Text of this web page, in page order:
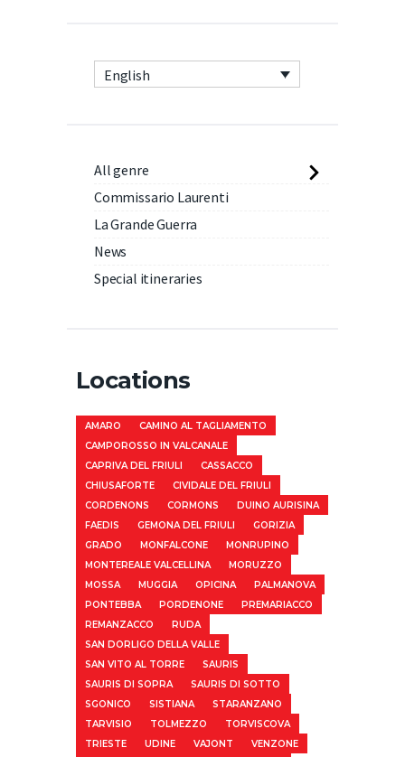
English
All genre
Commissario Laurenti
La Grande Guerra
News
Special itineraries
Locations
AMARO
CAMINO AL TAGLIAMENTO
CAMPOROSSO IN VALCANALE
CAPRIVA DEL FRIULI
CASSACCO
CHIUSAFORTE
CIVIDALE DEL FRIULI
CORDENONS
CORMONS
DUINO AURISINA
FAEDIS
GEMONA DEL FRIULI
GORIZIA
GRADO
MONFALCONE
MONRUPINO
MONTEREALE VALCELLINA
MORUZZO
MOSSA
MUGGIA OPICINA
PALMANOVA
PONTEBBA
PORDENONE
PREMARIACCO
REMANZACCO
RUDA
SAN DORLIGO DELLA VALLE
SAN VITO AL TORRE
SAURIS
SAURIS DI SOPRA
SAURIS DI SOTTO
SGONICO
SISTIANA
STARANZANO
TARVISIO
TOLMEZZO
TORVISCOVA
TRIESTE
UDINE VAJONT
VENZONE